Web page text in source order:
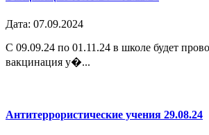
Дата: 07.09.2024
С 09.09.24 по 01.11.24 в школе будет
вакцинация у�...
Антитеррористические учения 29.08.24